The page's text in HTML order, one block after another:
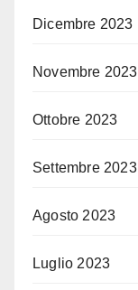
Dicembre 2023
Novembre 2023
Ottobre 2023
Settembre 2023
Agosto 2023
Luglio 2023